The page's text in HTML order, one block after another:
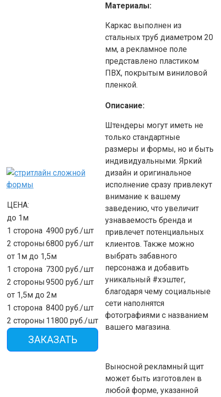
ЦЕНА:
до 1м
1 сторона 4900 руб./шт
2 стороны6800 руб./шт
от 1м до 1,5м
1 сторона 7300 руб./шт
2 стороны9500 руб./шт
от 1,5м до 2м
1 сторона 8400 руб./шт
2 стороны 11800 руб./шт
ЗАКАЗАТЬ
Материалы:
Каркас выполнен из
стальных труб диаметром 20
мм, а рекламное поле
представлено пластиком
ПВХ, покрытым виниловой
пленкой.
Описание:
Штендеры могут иметь не
только стандартные
размеры и формы, но и быть
индивидуальными. Яркий
дизайн и оригинальное
исполнение сразу привлекут
внимание к вашему
заведению, что увеличит
узнаваемость бренда и
привлечет потенциальных
клиентов. Также можно
выбрать забавного
персонажа и добавить
уникальный #хэштег,
благодаря чему социальные
сети наполнятся
фотографиями с названием
вашего магазина.
Выносной рекламный щит
может быть изготовлен в
любой форме, указанной